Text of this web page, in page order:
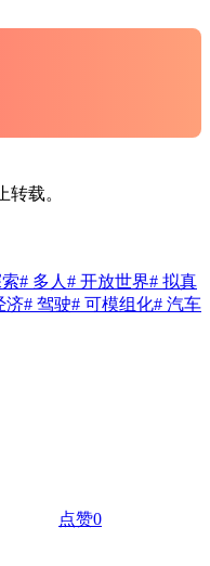
载。
# 多人 # 开放世界# 拟真
济# 驾驶# 可模组化# 汽车
点赞0